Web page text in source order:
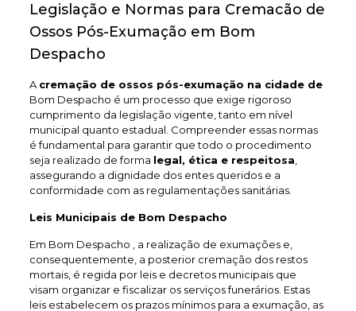
Legislação e Normas para Cremacão de
Ossos Pós-Exumação em Bom
Despacho
A cremação de ossos pós-exumação na cidade de
Bom Despacho é um processo que exige rigoroso
cumprimento da legislação vigente, tanto em nível
municipal quanto estadual. Compreender essas normas
é fundamental para garantir que todo o procedimento
seja realizado de forma legal, ética e respeitosa
assegurando a dignidade dos entes queridos e a
conformidade com as regulamentações sanitárias.
Leis Municipais de Bom Despacho
Em Bom Despacho , a realização de exumações e,
consequentemente, a posterior cremação dos restos
mortais, é regida por leis e decretos municipais que
visam organizar e fiscalizar os serviços funerários. Estas
leis estabelecem os prazos mínimos para a exumação, as